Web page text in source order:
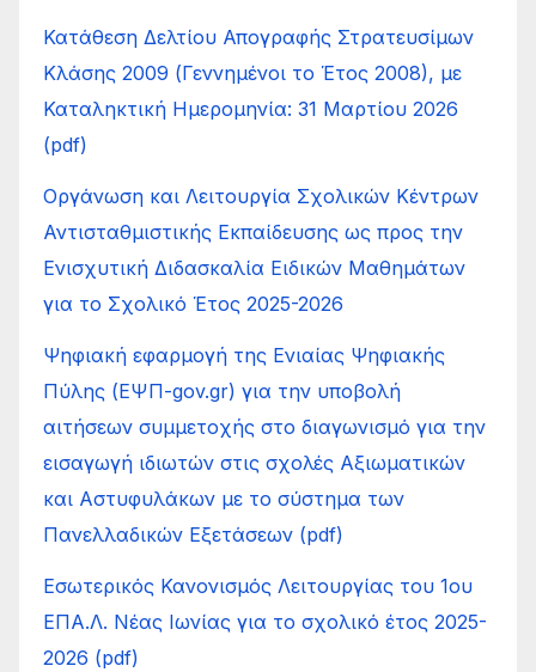
Κατάθεση Δελτίου Απογραφής Στρατευσίμων
Κλάσης 2009 (Γεννημένοι το Έτος 2008), με
Καταληκτική Ημερομηνία: 31 Μαρτίου 2026
(pdf)
Οργάνωση και Λειτουργία Σχολικών Κέντρων
Αντισταθμιστικής Εκπαίδευσης ως προς την
Ενισχυτική Διδασκαλία Ειδικών Μαθημάτων
για το Σχολικό Έτος 2025-2026
Ψηφιακή εφαρμογή της Ενιαίας Ψηφιακής
Πύλης (ΕΨΠ-gov.gr) για την υποβολή
αιτήσεων συμμετοχής στο διαγωνισμό για την
εισαγωγή ιδιωτών στις σχολές Αξιωματικών
και Αστυφυλάκων με το σύστημα των
Πανελλαδικών Εξετάσεων (pdf)
Εσωτερικός Κανονισμός Λειτουργίας του 1ου
ΕΠΑ.Λ. Νέας Ιωνίας για το σχολικό έτος 2025-
2026 (pdf)